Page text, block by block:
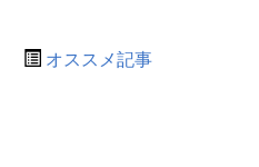
オススメ記事